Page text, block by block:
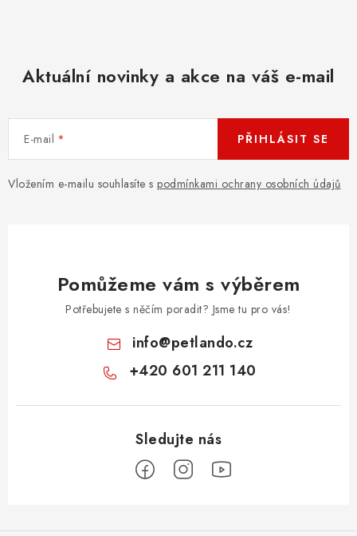
Aktuální novinky a akce na váš e-mail
E-mail
Vložením e-mailu souhlasíte s podmínkami ochrany osobních údajů
PŘIHLÁSIT SE
Pomůžeme vám s výběrem
Potřebujete s něčím poradit? Jsme tu pro vás!
info@petlando.cz
+420 601 211 140